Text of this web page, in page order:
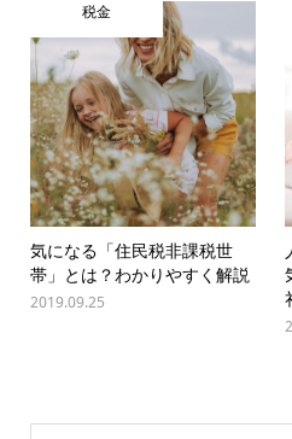
税金
気になる「住民税非課税世
帯」とは？わかりやすく解説
2019.09.25